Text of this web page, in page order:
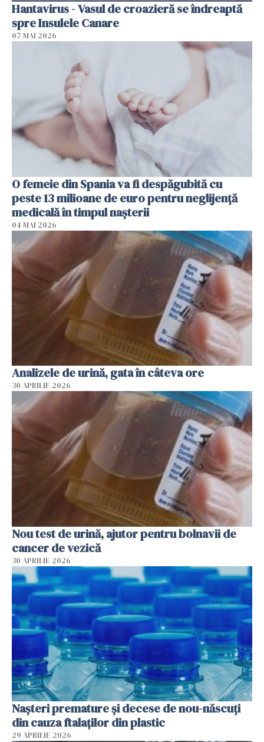
Hantavirus - Vasul de croazieră se îndreaptă
spre Insulele Canare
07 MAI 2026
O femeie din Spania va fi despăgubită cu
peste 13 milioane de euro pentru neglijenţă
medicală în timpul naşterii
04 MAI 2026
Analizele de urină, gata în câteva ore
30 APRILIE 2026
Nou test de urină, ajutor pentru bolnavii de
cancer de vezică
30 APRILIE 2026
Nașteri premature și decese de nou-născuți
din cauza ftalaților din plastic
29 APRILIE 2026